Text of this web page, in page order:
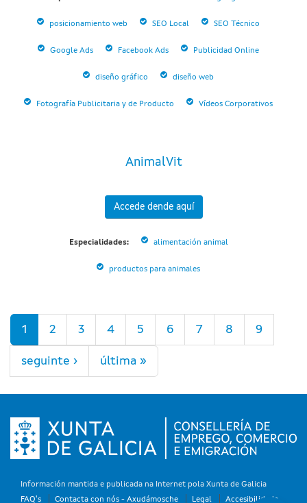
posicionamiento web SEO Local SEO Técnico
Google Ads Facebook Ads Publicidad Online
diseño gráfico diseño web
Fotografía Publicitaria y de Producto Vídeos Corporativos
AnimalVit
Accede dende aquí
Especialidades: alimentación animal
productos para animales
Páxinas
1 2 3 4 5 6 7 8 9
seguinte › última »
Información mantida e publicada na Internet pola Xunta de Galicia
FAQ's
Contacta con nós - Axudámosche Legal Accesibilidade